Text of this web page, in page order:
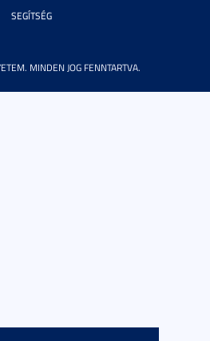
MINDEN JOG FENNTARTVA.
SEGÍTSÉG